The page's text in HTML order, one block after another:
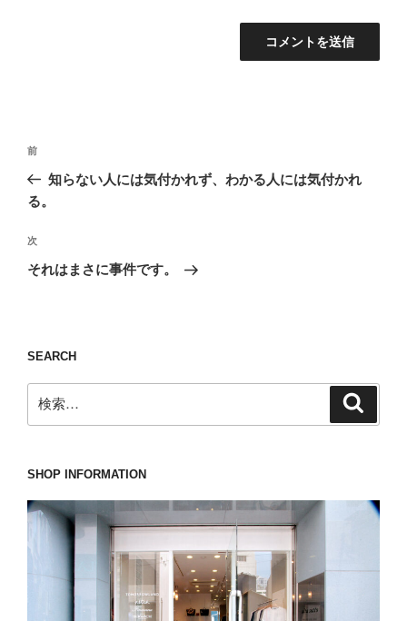
投
ナ
ゲ
ー
前
の
投
前
知らない人には気付かれず、わかる人には気付かれ
る。
次
の
次
それはまさに事件です。
SEARCH
索:
SHOP INFORMATION